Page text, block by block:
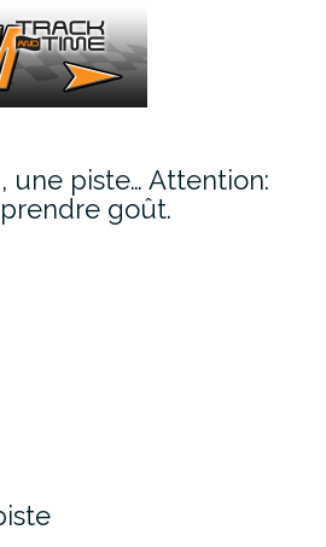
une piste… Attention:
goût.